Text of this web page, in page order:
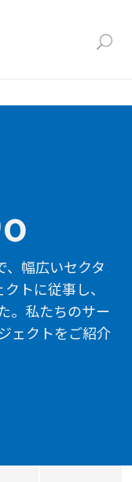
、幅広いセクタ
トに従事し、
。私たちのサー
ェクトをご紹介